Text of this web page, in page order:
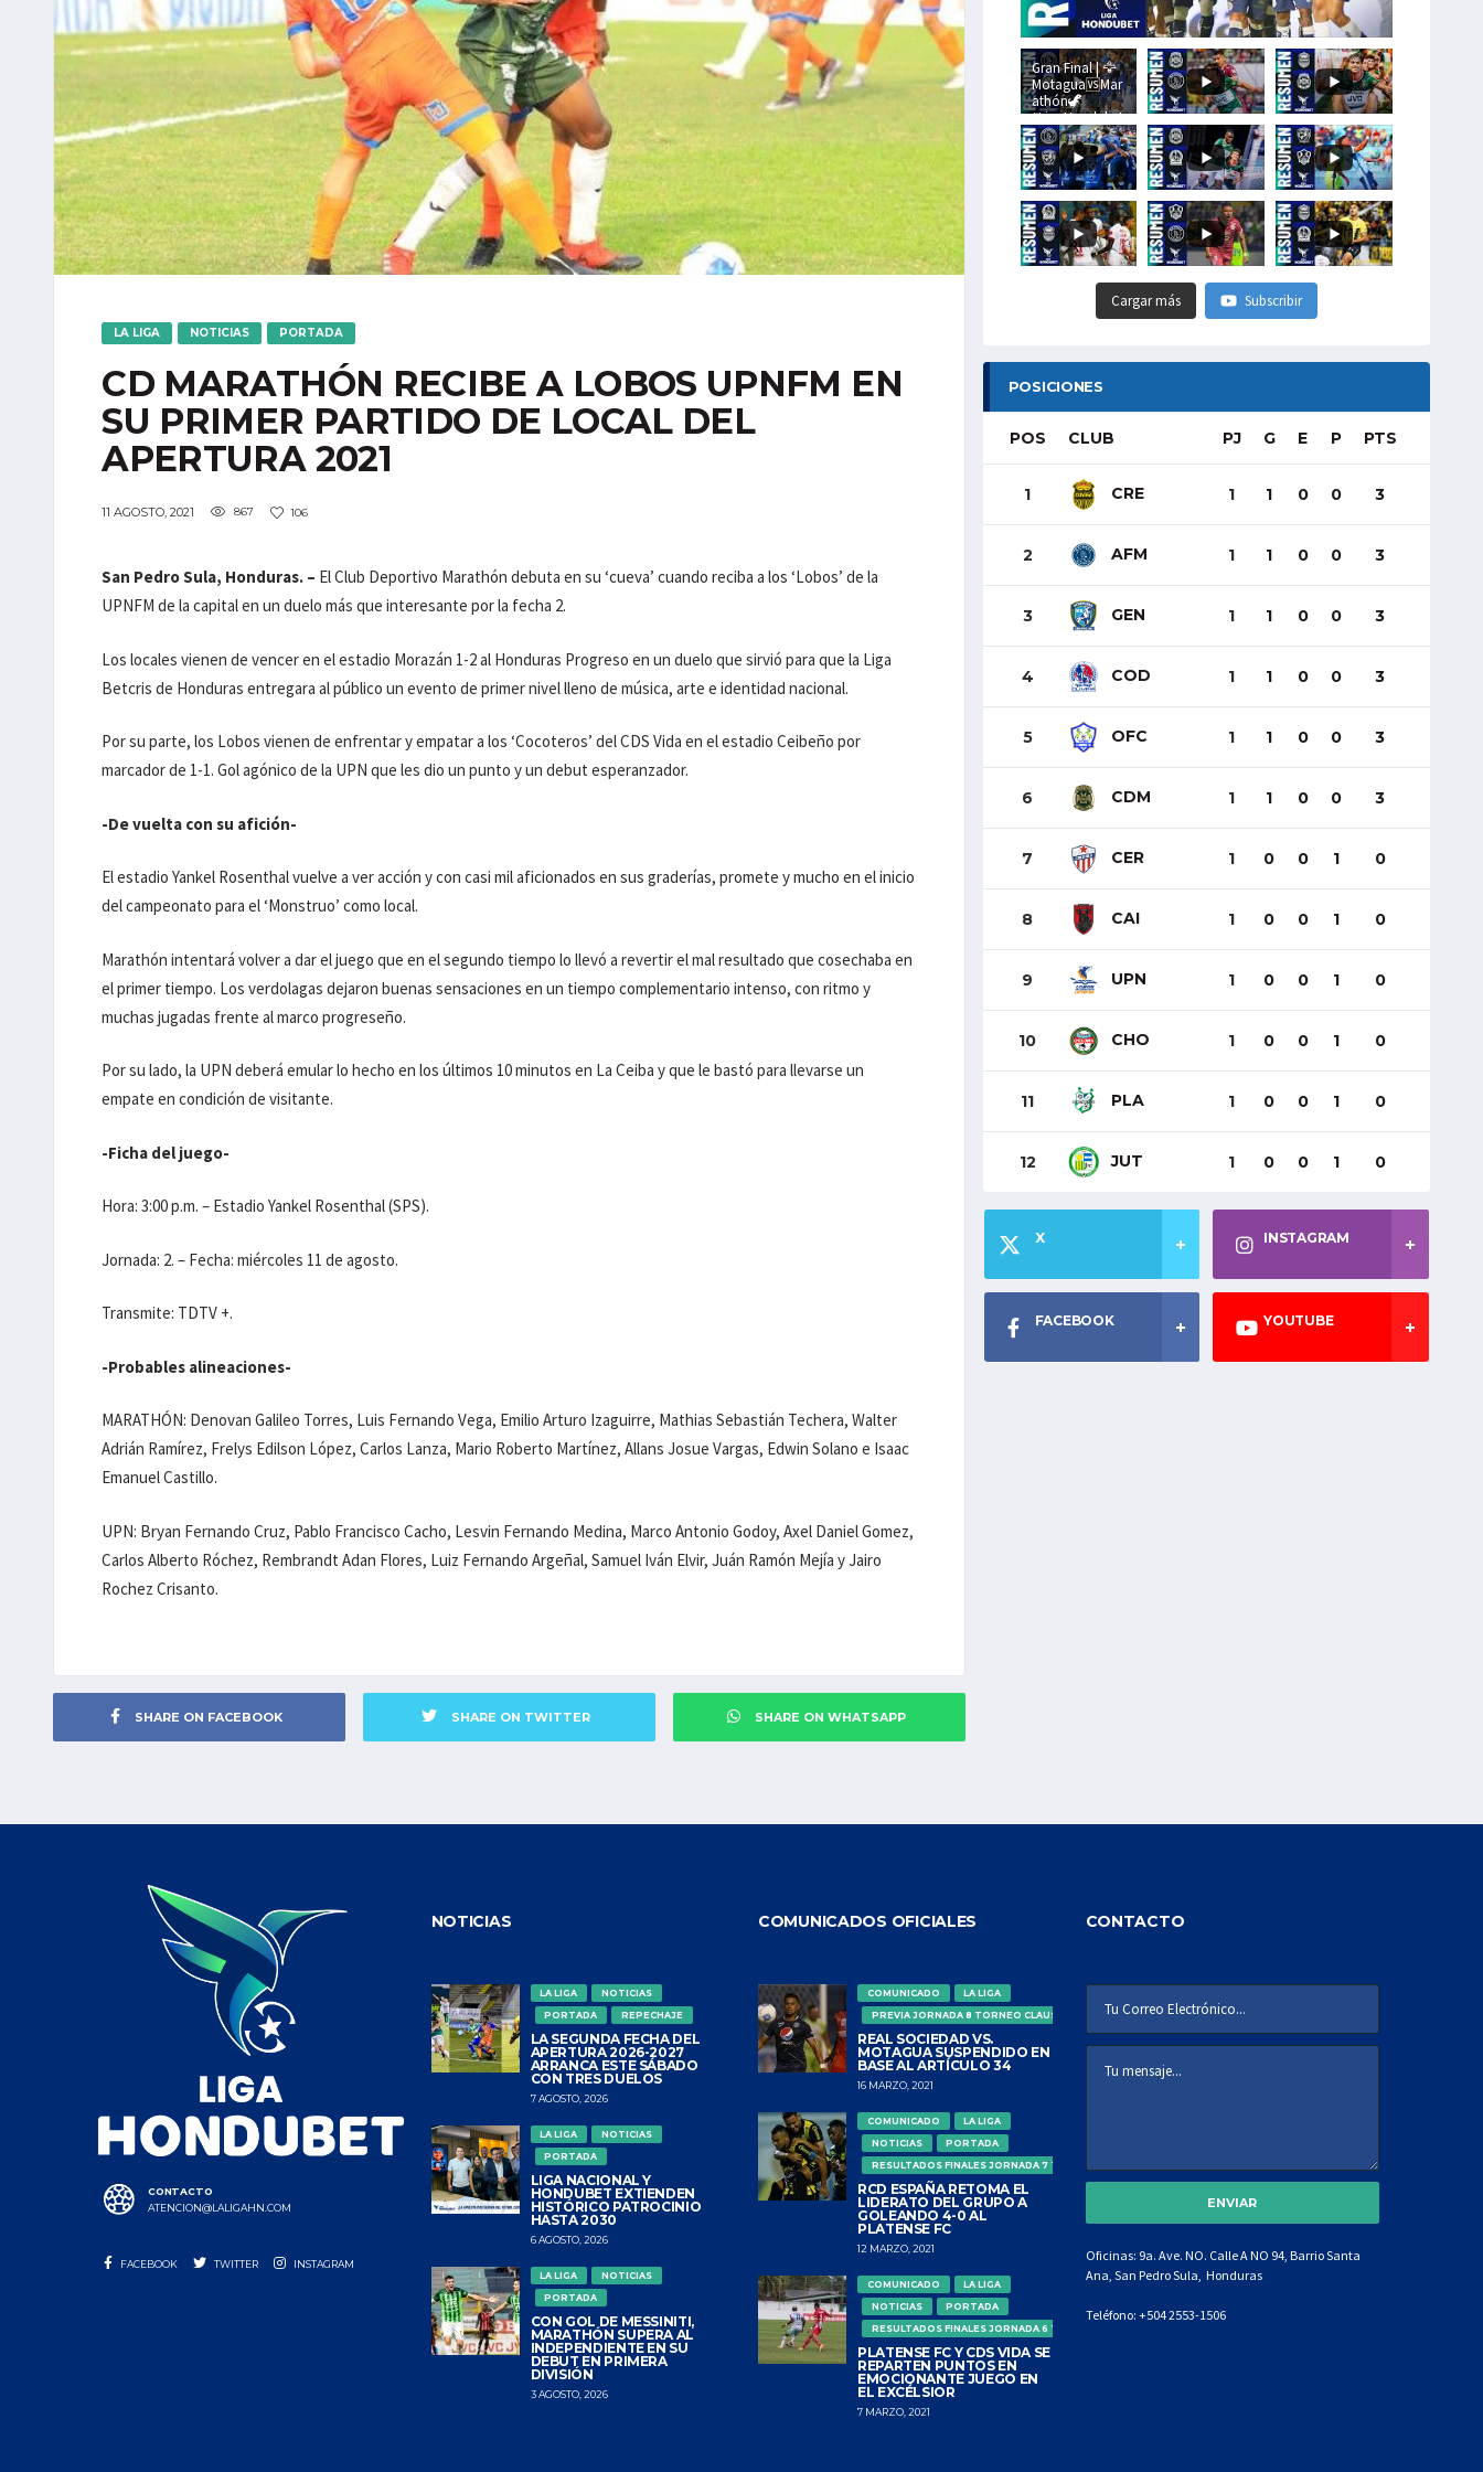
LA LIGA NOTICIAS PORTADA
CD MARATHÓN RECIBE A LOBOS UPNFM EN
SU PRIMER PARTIDO DE LOCAL DEL
APERTURA 2021
11 AGOSTO, 2021 867 106
San Pedro Sula, Honduras. – El Club Deportivo Marathón debuta en su ‘cueva’ cuando reciba a los ‘Lobos’ de la
UPNFM de la capital en un duelo más que interesante por la fecha 2.
Los locales vienen de vencer en el estadio Morazán 1-2 al Honduras Progreso en un duelo que sirvió para que la Liga
Betcris de Honduras entregara al público un evento de primer nivel lleno de música, arte e identidad nacional.
Por su parte, los Lobos vienen de enfrentar y empatar a los ‘Cocoteros’ del CDS Vida en el estadio Ceibeño por
marcador de 1-1. Gol agónico de la UPN que les dio un punto y un debut esperanzador.
-De vuelta con su afición-
El estadio Yankel Rosenthal vuelve a ver acción y con casi mil aficionados en sus graderías, promete y mucho en el inicio
del campeonato para el ‘Monstruo’ como local.
Marathón intentará volver a dar el juego que en el segundo tiempo lo llevó a revertir el mal resultado que cosechaba en
el primer tiempo. Los verdolagas dejaron buenas sensaciones en un tiempo complementario intenso, con ritmo y
muchas jugadas frente al marco progreseño.
Por su lado, la UPN deberá emular lo hecho en los últimos 10 minutos en La Ceiba y que le bastó para llevarse un
empate en condición de visitante.
-Ficha del juego-
Hora: 3:00 p.m. – Estadio Yankel Rosenthal (SPS).
Jornada: 2. – Fecha: miércoles 11 de agosto.
Transmite: TDTV +.
-Probables alineaciones-
MARATHÓN: Denovan Galileo Torres, Luis Fernando Vega, Emilio Arturo Izaguirre, Mathias Sebastián Techera, Walter
Adrián Ramírez, Frelys Edilson López, Carlos Lanza, Mario Roberto Martínez, Allans Josue Vargas, Edwin Solano e Isaac
Emanuel Castillo.
UPN: Bryan Fernando Cruz, Pablo Francisco Cacho, Lesvin Fernando Medina, Marco Antonio Godoy, Axel Daniel Gomez,
Carlos Alberto Róchez, Rembrandt Adan Flores, Luiz Fernando Argeñal, Samuel Iván Elvir, Juán Ramón Mejía y Jairo
Rochez Crisanto.
SHARE ON FACEBOOK SHARE ON TWITTER SHARE ON WHATSAPP
Gran Final | 🦅
Motagua🆚Mar
athón🦖
#LigaHondubet
Cargar más Subscribir
POSICIONES
POS CLUB PJ G E P PTS
1 CRE 1 1 0 0 3
2 AFM 1 1 0 0 3
3 GEN 1 1 0 0 3
4 COD 1 1 0 0 3
5 OFC 1 1 0 0 3
6 CDM 1 1 0 0 3
7 CER 1 0 0 1 0
8 CAI 1 0 0 1 0
9 UPN 1 0 0 1 0
10 CHO 1 0 0 1 0
11 PLA 1 0 0 1 0
12 JUT 1 0 0 1 0
X INSTAGRAM
FACEBOOK YOUTUBE
CONTACTO
ATENCION@LALIGAHN.COM
FACEBOOK TWITTER INSTAGRAM
NOTICIAS
LA LIGA
NOTICIAS
PORTADA
REPECHAJE
LA SEGUNDA FECHA DEL
APERTURA 2026-2027
ARRANCA ESTE SÁBADO
CON TRES DUELOS
7 AGOSTO, 2026
LA LIGA
NOTICIAS
PORTADA
LIGA NACIONAL Y
HONDUBET EXTIENDEN
HISTÓRICO PATROCINIO
HASTA 2030
6 AGOSTO, 2026
LA LIGA
NOTICIAS
PORTADA
CON GOL DE MESSINITI,
MARATHÓN SUPERA AL
INDEPENDIENTE EN SU
DEBUT EN PRIMERA
DIVISIÓN
3 AGOSTO, 2026
COMUNICADOS OFICIALES
COMUNICADO
LA LIGA
PREVIA JORNADA 8 TORNEO CLAUSURA
REAL SOCIEDAD VS.
MOTAGUA SUSPENDIDO EN
BASE AL ARTÍCULO 34
16 MARZO, 2021
COMUNICADO
LA LIGA
NOTICIAS
PORTADA
RESULTADOS FINALES JORNADA 7 TORNEO CLAUSURA
RCD ESPAÑA RETOMA EL
LIDERATO DEL GRUPO A
GOLEANDO 4-0 AL
PLATENSE FC
12 MARZO, 2021
COMUNICADO
LA LIGA
NOTICIAS
PORTADA
RESULTADOS FINALES JORNADA 6 TORNEO CLAUSURA
PLATENSE FC Y CDS VIDA SE
REPARTEN PUNTOS EN
EMOCIONANTE JUEGO EN
EL EXCÉLSIOR
7 MARZO, 2021
CONTACTO
Oficinas: 9a. Ave. NO. Calle A NO 94, Barrio Santa
Ana, San Pedro Sula, Honduras
Teléfono: +504 2553-1506